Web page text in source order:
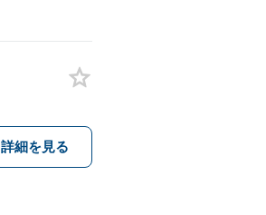
詳細を見る